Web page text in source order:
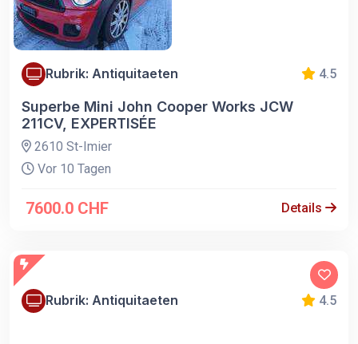
Rubrik: Antiquitaeten 4.5
Superbe Mini John Cooper Works JCW
211CV, EXPERTISÉE
2610 St-Imier
Vor 10 Tagen
7600.0 CHF Details
Rubrik: Antiquitaeten 4.5